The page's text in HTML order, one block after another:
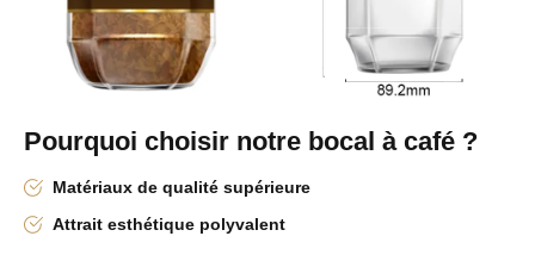
Pourquoi choisir notre bocal à café ?
Matériaux de qualité supérieure
Attrait esthétique polyvalent